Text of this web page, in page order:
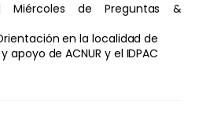
| Miércoles de Preguntas &
en la localidad de
de ACNUR y el IDPAC